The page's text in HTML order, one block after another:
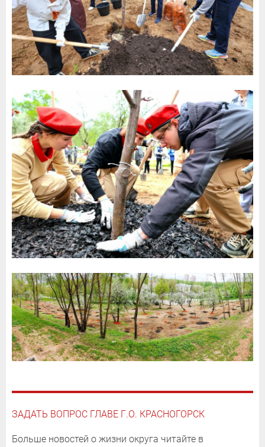
ЗАДАТЬ ВОПРОС ГЛАВЕ Г.О. КРАСНОГОРСК
Больше новостей о жизни округа читайте в